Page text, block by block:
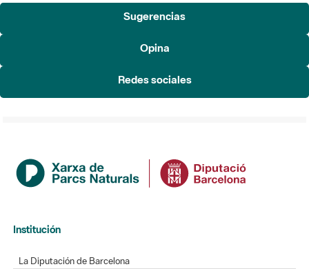
Sugerencias
Opina
Redes sociales
Institución
La Diputación de Barcelona